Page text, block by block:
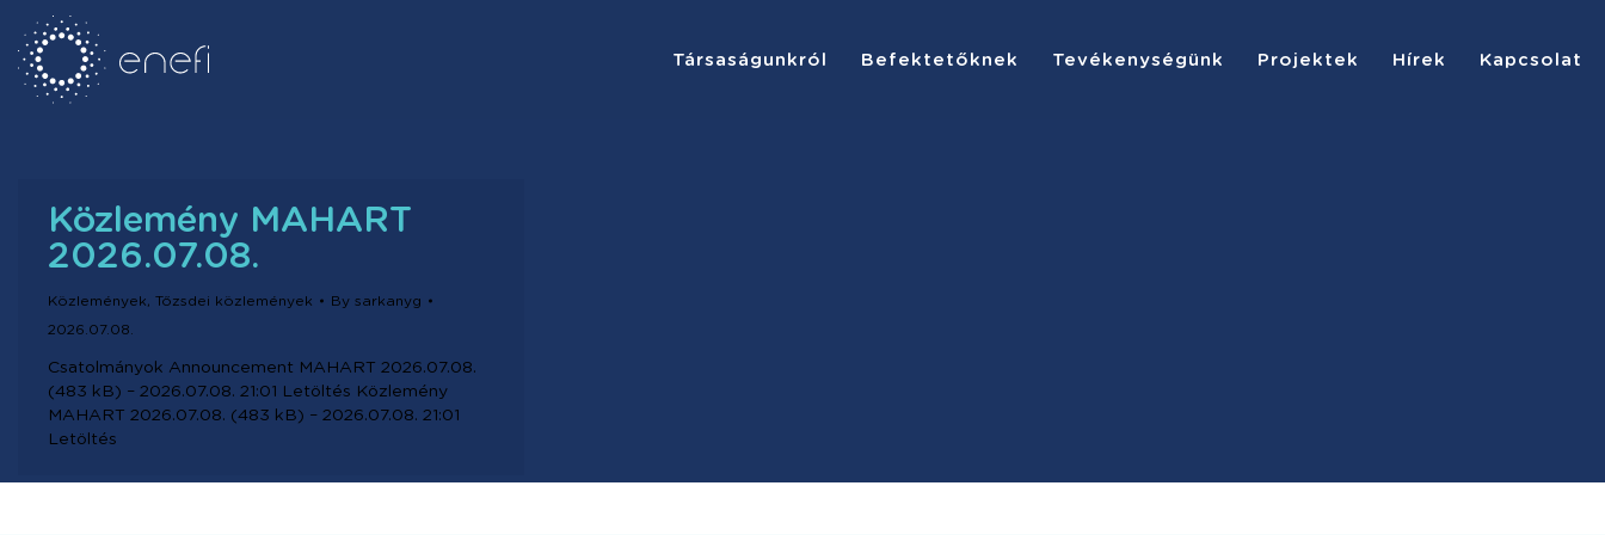
Társaságunkról Befektetőknek Tevékenységünk Projektek Hírek Kapcsolat
Közlemény MAHART
2026.07.08.
Közlemények, Tőzsdei közlemények By sarkanyg
2026.07.08.
Csatolmányok Announcement MAHART 2026.07.08.
(483 kB) – 2026.07.08. 21:01 Letöltés Közlemény
MAHART 2026.07.08. (483 kB) – 2026.07.08. 21:01
Letöltés